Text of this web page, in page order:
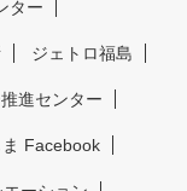
ター
ジェトロ福島
進センター
Facebook